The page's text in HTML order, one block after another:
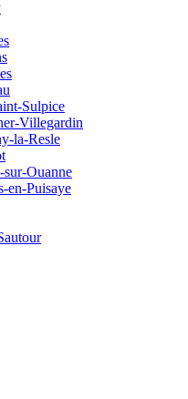
Sulpice
Villegardin
la-Resle
Ouanne
en-Puisaye